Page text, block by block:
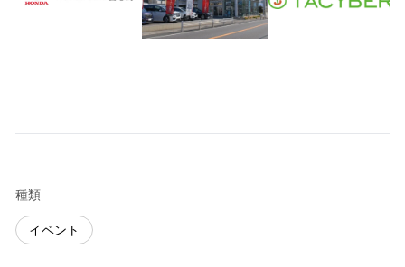
種類
イベント